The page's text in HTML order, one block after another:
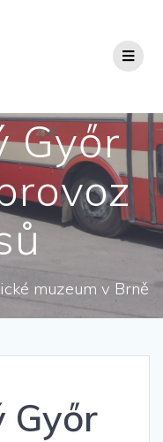
Győr
muzeum v Brně
Győr